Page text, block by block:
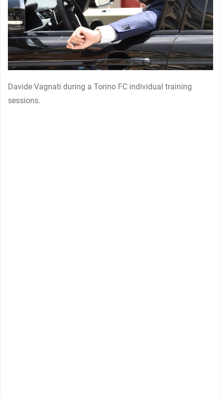
Davide Vagnati during a Torino FC individual training
sessions.